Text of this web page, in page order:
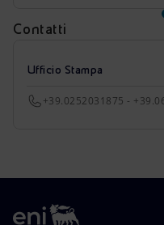
Contatti
Ufficio Stampa
+39.0252031875 -